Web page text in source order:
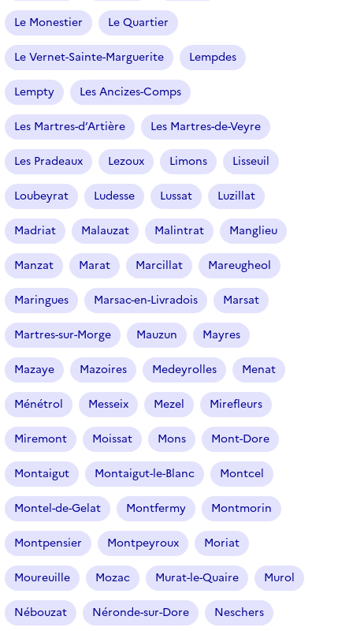
Le Monestier Le Quartier
Le Vernet-Sainte-Marguerite Lempdes
Lempty Les Ancizes-Comps
Les Martres-d’Artière Les Martres-de-Veyre
Les Pradeaux Lezoux Limons Lisseuil
Loubeyrat Ludesse Lussat Luzillat
Madriat Malauzat Malintrat Manglieu
Manzat Marat Marcillat Mareugheol
Maringues Marsac-en-Livradois Marsat
Martres-sur-Morge Mauzun Mayres
Mazaye Mazoires Medeyrolles Menat
Ménétrol Messeix Mezel Mirefleurs
Miremont Moissat Mons Mont-Dore
Montaigut Montaigut-le-Blanc Montcel
Montel-de-Gelat Montfermy Montmorin
Montpensier Montpeyroux Moriat
Moureuille Mozac Murat-le-Quaire Murol
Nébouzat Néronde-sur-Dore Neschers